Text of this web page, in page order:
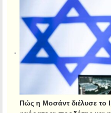
Πώς η Μοσάντ διέλυσε το